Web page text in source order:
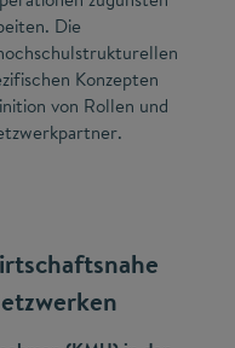
Die
Konzepten
von Rollen und